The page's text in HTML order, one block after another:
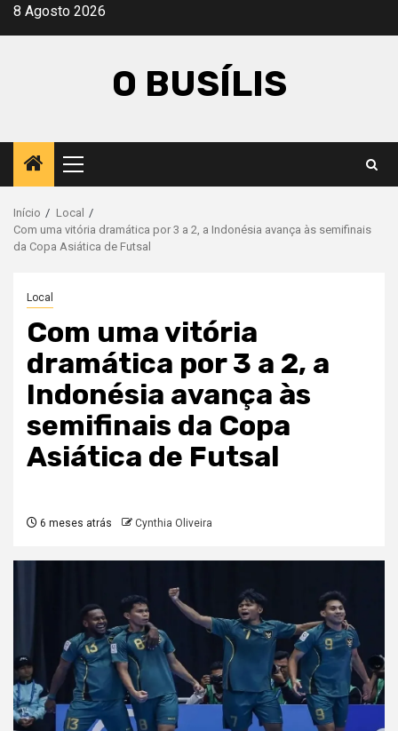
Avançar
8 Agosto 2026
O BUSÍLIS
Menu
principal
Início
Local
Com uma vitória dramática por 3 a 2, a Indonésia avança às semifinais
da Copa Asiática de Futsal
Local
Com uma vitória
dramática por 3 a 2, a
Indonésia avança às
semifinais da Copa
Asiática de Futsal
6 meses atrás Cynthia Oliveira